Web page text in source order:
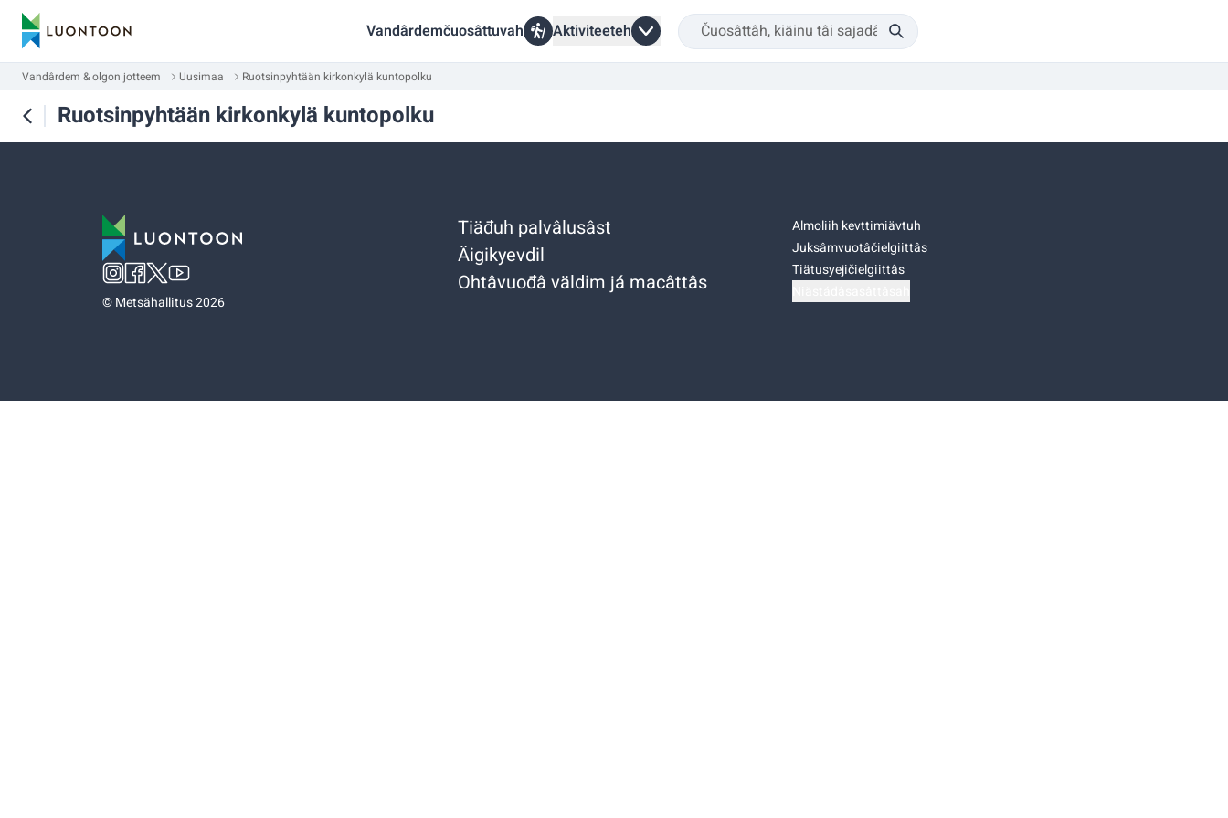
Vandârdemčuosâttuvah Aktiviteeteh
Vandârdem & olgon jotteem Uusimaa Ruotsinpyhtään kirkonkylä kuntopolku
Ruotsinpyhtään kirkonkylä kuntopolku
©Metsähallitus 2026
Tiäđuh palvâlusâst
Äigikyevdil
Ohtâvuođâ väldim já macâttâs
Almoliih kevttimiävtuh
Juksâmvuotâčielgiittâs
Tiätusyejičielgiittâs